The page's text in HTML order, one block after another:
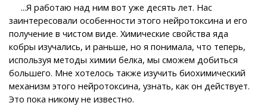
...Я работаю над ним вот уже десять лет. Нас
заинтересовали особенности этого нейротоксина и его
получение в чистом виде. Химические свойства яда
кобры изучались, и раньше, но я понимала, что теперь,
используя методы химии белка, мы сможем добиться
большего. Мне хотелось также изучить биохимический
механизм этого нейротоксина, узнать, как он действует.
Это пока никому не известно.